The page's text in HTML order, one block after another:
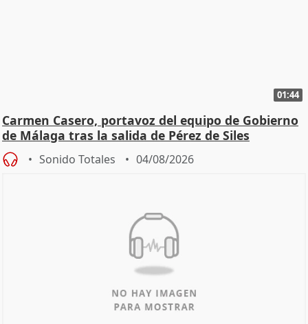
01:44
Carmen Casero, portavoz del equipo de Gobierno
de Málaga tras la salida de Pérez de Siles
Sonido Totales 04/08/2026